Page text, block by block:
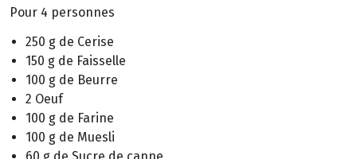
Pour 4 personnes
250 g de Cerise
150 g de Faisselle
100 g de Beurre
2 Oeuf
100 g de Farine
100 g de Muesli